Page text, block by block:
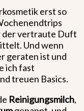
erst so
der vertraute Duft
Und wenn
geraten ist und
ich fast
treuen Basics.
Reinigungsmilch,